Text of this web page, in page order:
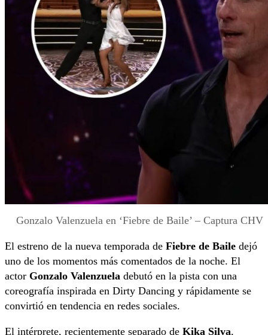
Gonzalo Valenzuela en ‘Fiebre de Baile’ – Captura CHV
El estreno de la nueva temporada de Fiebre de Baile dejó
uno de los momentos más comentados de la noche. El
actor Gonzalo Valenzuela debutó en la pista con una
coreografía inspirada en Dirty Dancing y rápidamente se
convirtió en tendencia en redes sociales.
El intérprete, recientemente separado de Kika Silva,